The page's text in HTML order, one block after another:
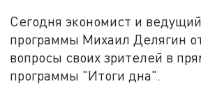
Сегодня экономист и
программы Михаил Делягин
вопросы своих зрителей в
программы "Итоги дна".